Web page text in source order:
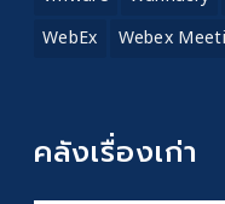
WebEx
Webex
คลังเรื่องเก่า